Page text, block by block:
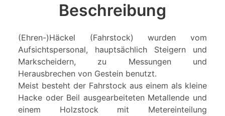
Beschreibung
(Ehren-)Häckel (Fahrstock) wurden vom
Aufsichtspersonal, hauptsächlich Steigern und
Markscheidern, zu Messungen und
Herausbrechen von Gestein benutzt.
Meist besteht der Fahrstock aus einem als kleine
Hacke oder Beil ausgearbeiteten Metallende und
einem Holzstock mit Metereinteilung